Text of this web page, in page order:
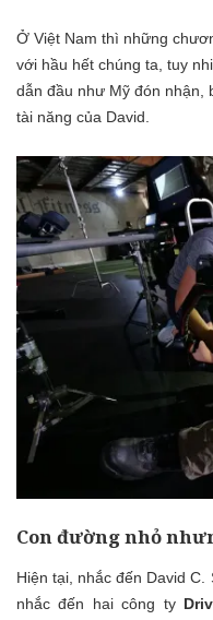
Ở Việt Nam thì những
với hầu hết chúng ta, tuy
dẫn đầu như Mỹ đón nhận,
tài năng của David.
Con đường nhỏ
Hiện tại, nhắc đến David
nhắc đến hai công ty